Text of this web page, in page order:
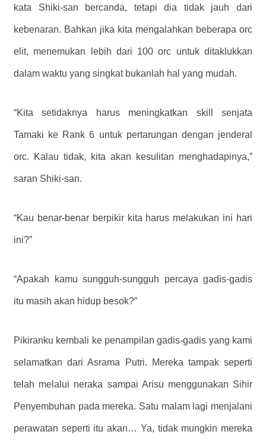
kata Shiki-san bercanda, tetapi dia tidak jauh dari
kebenaran. Bahkan jika kita mengalahkan beberapa orc
elit, menemukan lebih dari 100 orc untuk ditaklukkan
dalam waktu yang singkat bukanlah hal yang mudah.
“Kita setidaknya harus meningkatkan skill senjata
Tamaki ke Rank 6 untuk pertarungan dengan jenderal
orc. Kalau tidak, kita akan kesulitan menghadapinya,”
saran Shiki-san.
“Kau benar-benar berpikir kita harus melakukan ini hari
ini?”
“Apakah kamu sungguh-sungguh percaya gadis-gadis
itu masih akan hidup besok?”
Pikiranku kembali ke penampilan gadis-gadis yang kami
selamatkan dari Asrama Putri. Mereka tampak seperti
telah melalui neraka sampai Arisu menggunakan Sihir
Penyembuhan pada mereka. Satu malam lagi menjalani
perawatan seperti itu akan… Ya, tidak mungkin mereka